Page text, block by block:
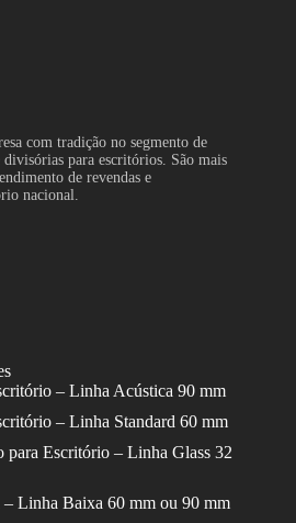
com tradição no segmento de
para escritórios. São mais
de revendas e
nacional.
– Linha Acústica 90 mm
– Linha Standard 60 mm
Escritório – Linha Glass 32
Linha Baixa 60 mm ou 90 mm